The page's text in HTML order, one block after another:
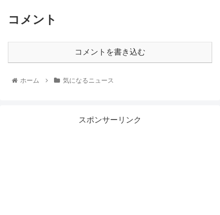
コメント
コメントを書き込む
ホーム 気になるニュース
スポンサーリンク